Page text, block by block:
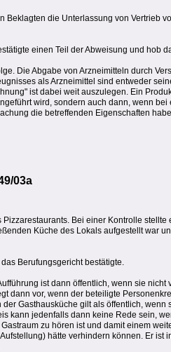
Beklagten die Unterlassung von Vertrieb
einen Teil der Abweisung und hob
Die Abgabe von Arzneimitteln durch
als Arzneimittel sind entweder
ist dabei weit auszulegen. Ein
wird, sondern auch dann, wenn
die betreffenden Eigenschaften
03a
Bei einer Kontrolle
Küche des Lokals aufgestellt war
Berufungsgericht bestätigte.
ist dann öffentlich, wenn sie
dann vor, wenn der beteiligte
Gasthausküche gilt als öffentlich,
kann jedenfalls dann keine Rede sein,
zu hören ist und damit einem
hätte verhindern können. Er